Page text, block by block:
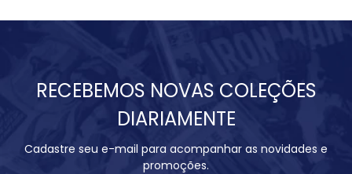
RECEBEMOS NOVAS COLEÇÕES
DIARIAMENTE
Cadastre seu e-mail para acompanhar as novidades e
promoções.